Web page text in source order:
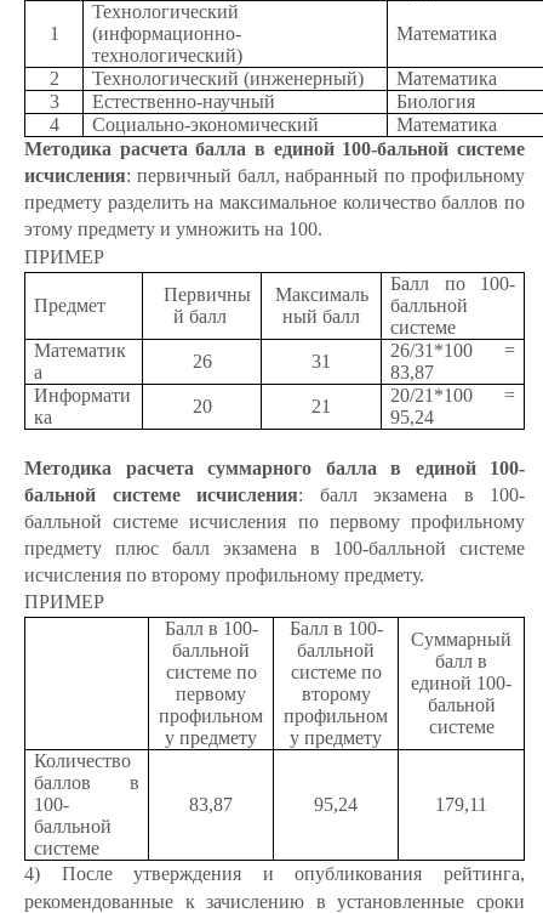
1
Технологический
(информационно-
технологический)
Математика
2 Технологический (инженерный)
Математика
3
Естественно-научный
Биология
4
Социально-экономический
Математика
Методика расчета балла в единой 100-бальной системе
исчисления: первичный балл, набранный по профильному
предмету разделить на максимальное количество баллов по
этому предмету и умножить на 100.
ПРИМЕР
Предмет
Первичны
й балл
Максималь
ный балл
Балл по 100-
балльной
системе
Математик
а
26 31
26/31*100 =
83,87
Информати
ка
20 21
20/21*100 =
95,24
Методика расчета суммарного балла в единой 100-
бальной системе исчисления: балл экзамена в 100-
балльной системе исчисления по первому профильному
предмету плюс балл экзамена в 100-балльной системе
исчисления по второму профильному предмету.
ПРИМЕР
Балл в 100-
балльной
системе по
первому
профильном
у предмету
Балл в 100-
балльной
системе по
второму
профильном
у предмету
Суммарный
балл в
единой 100-
бальной
системе
Количество
баллов в
100-
балльной
системе
83,87 95,24 179,11
4) После утверждения и опубликования рейтинга,
рекомендованные к зачислению в установленные сроки